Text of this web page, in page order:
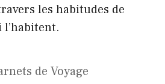
les habitudes de
l’habitent.
de Voyage